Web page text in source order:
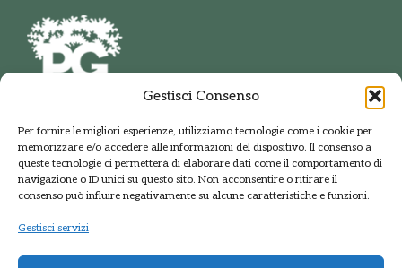
Gestisci Consenso
Per fornire le migliori esperienze, utilizziamo tecnologie come i cookie per
memorizzare e/o accedere alle informazioni del dispositivo. Il consenso a
queste tecnologie ci permetterà di elaborare dati come il comportamento di
navigazione o ID unici su questo sito. Non acconsentire o ritirare il
consenso può influire negativamente su alcune caratteristiche e funzioni.
Gestisci servizi
PARCO DELLE GROANE
E DELLA BRUGHIERA BRIANTEA
Via della Polveriera, 2
20033 Solaro Milano
Tel.: +39 02 9698141
PEC: protocolloparcogroane@promopec.it